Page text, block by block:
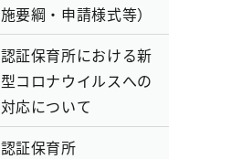
施要綱・申請様式等）
認証保育所における新
型コロナウイルスへの
対応について
認証保育所